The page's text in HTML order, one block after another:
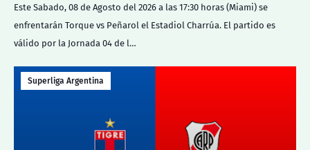
Este Sabado, 08 de Agosto del 2026 a las 17:30 horas (Miami) se
enfrentarán Torque vs Peñarol el Estadiol Charrúa. El partido es
válido por la Jornada 04 de l…
Superliga Argentina